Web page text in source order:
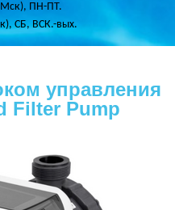
ПН-ПТ.
СБ, ВСК.-вых.
управления
Filter Pump